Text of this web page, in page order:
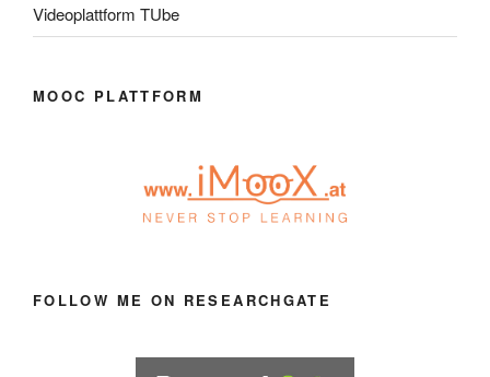
Videoplattform TUbe
MOOC PLATTFORM
FOLLOW ME ON RESEARCHGATE